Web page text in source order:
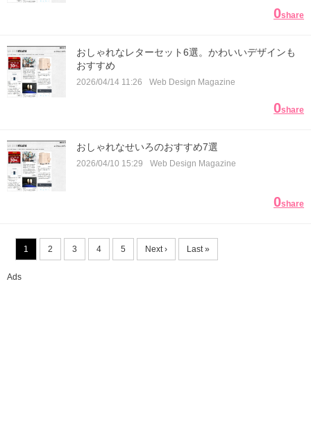
0share
おしゃれなレターセット6選。かわいいデザインも
おすすめ
2026/04/14 11:26 Web Design Magazine
0share
おしゃれなせいろのおすすめ7選
2026/04/10 15:29 Web Design Magazine
0share
1 2 3 4 5 Next › Last »
Ads